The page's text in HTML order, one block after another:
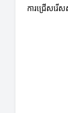
ការជ្រើសរើ